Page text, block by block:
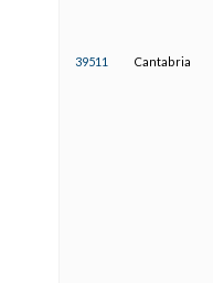
39511 Cantabria